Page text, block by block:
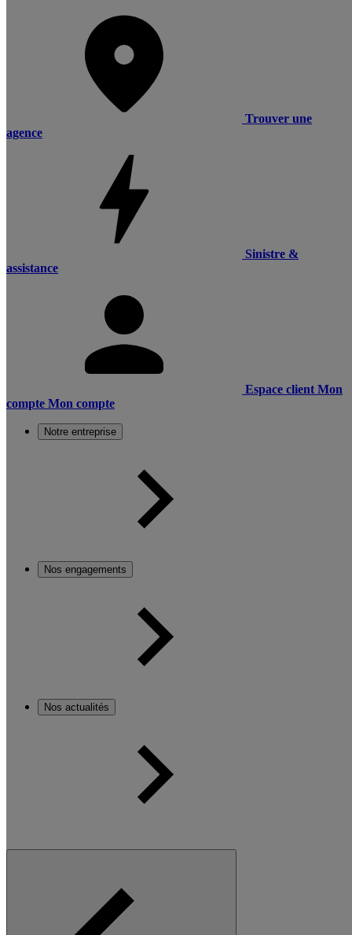
Trouver une
agence
Sinistre &
assistance
Espace client Mon
compte Mon compte
Notre entreprise
Nos engagements
Nos actualités